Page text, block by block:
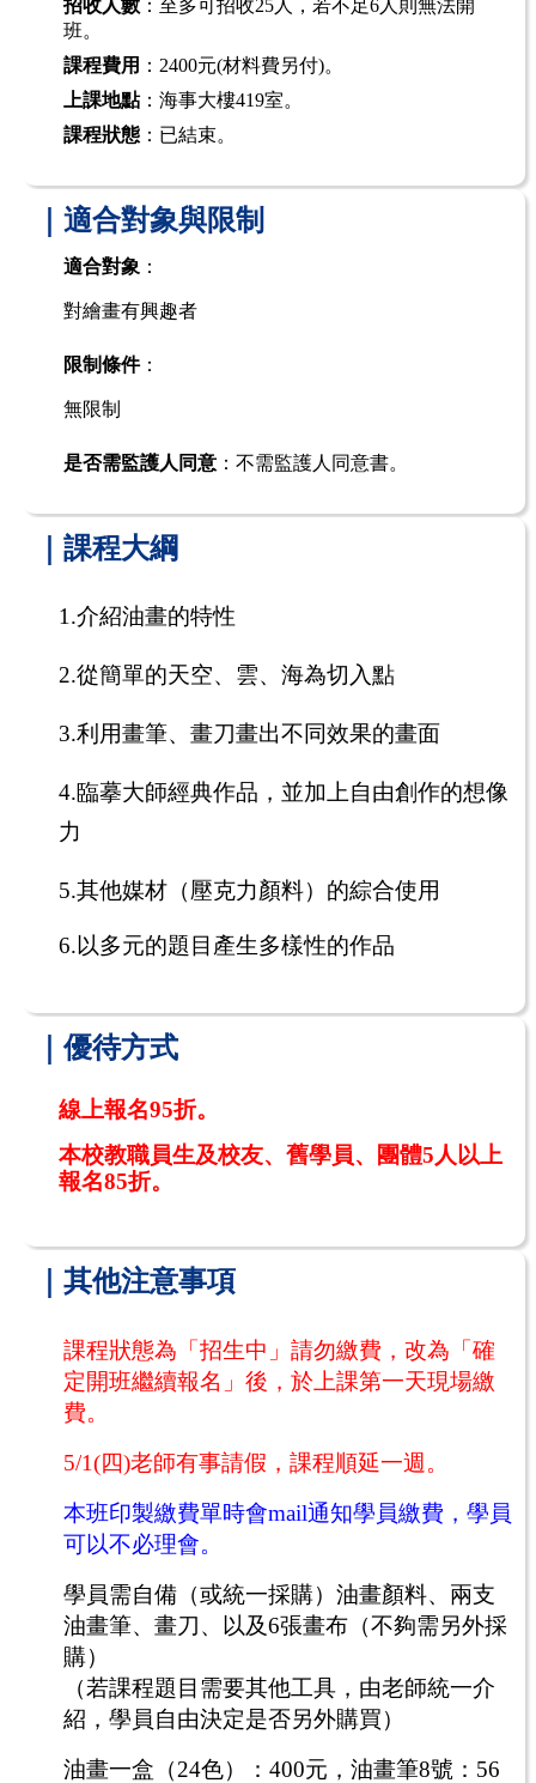
招收人數 ：至多可招收25人，若不足6人則無法開
班。
課程費用 ：2400元(材料費另付)。
上課地點：海事大樓419室。
課程狀態 ：已結束。
｜適合對象與限制
適合對象 ：
對繪畫有興趣者
限制條件：
無限制
是否需監護人同意 ：不需監護人同意書。
｜課程大綱
1.介紹油畫的特性
2.從簡單的天空、雲、海為切入點
3.利用畫筆、畫刀畫出不同效果的畫面
4.臨摹大師經典作品，並加上自由創作的想像
力
5.其他媒材（壓克力顏料）的綜合使用
6.以多元的題目產生多樣性的作品
｜優待方式
線上報名95折。
本校教職員生及校友、舊學員、團體5人以上
報名85折。
｜其他注意事項
課程狀態為「招生中」請勿繳費，改為「確
定開班繼續報名」後，於上課第一天現場繳
費。
5/1(四)老師有事請假，課程順延一週。
本班印製繳費單時會mail通知學員繳費，學員
可以不必理會。
學員需自備（或統一採購）油畫顏料、兩支
油畫筆、畫刀、以及6張畫布（不夠需另外採
購）
（若課程題目需要其他工具，由老師統一介
紹，學員自由決定是否另外購買）
油畫一盒（24色）：400元，油畫筆8號：56